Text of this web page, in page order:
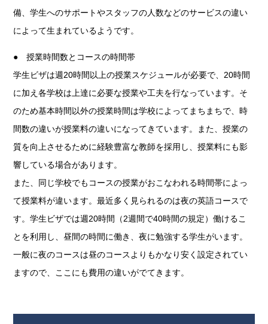
備、学生へのサポートやスタッフの人数などのサービスの違い
によって生まれているようです。
● 授業時間数とコースの時間帯
学生ビザは週20時間以上の授業スケジュールが必要で、20時間
に加え各学校は上達に必要な授業や工夫を行なっています。そ
のため基本時間以外の授業時間は学校によってまちまちで、時
間数の違いが授業料の違いになってきています。また、授業の
質を向上させるために経験豊富な教師を採用し、授業料にも影
響している場合があります。
また、同じ学校でもコースの授業がおこなわれる時間帯によっ
て授業料が違います。最近多く見られるのは夜の英語コースで
す。学生ビザでは週20時間（2週間で40時間の規定）働けるこ
とを利用し、昼間の時間に働き、夜に勉強する学生がいます。
一般に夜のコースは昼のコースよりもかなり安く設定されてい
ますので、ここにも費用の違いがでてきます。